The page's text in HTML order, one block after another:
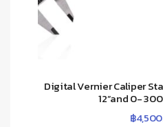
Digital Vernier Caliper
12”and 0-
฿